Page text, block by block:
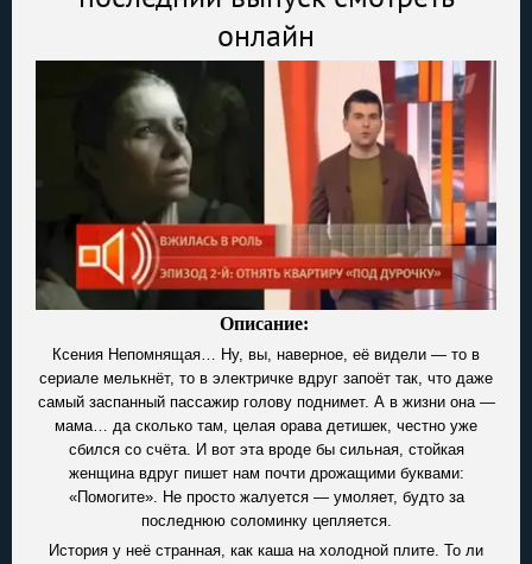
онлайн
Описание:
Ксения Непомнящая… Ну, вы, наверное, её видели — то в
сериале мелькнёт, то в электричке вдруг запоёт так, что даже
самый заспанный пассажир голову поднимет. А в жизни она —
мама… да сколько там, целая орава детишек, честно уже
сбился со счёта. И вот эта вроде бы сильная, стойкая
женщина вдруг пишет нам почти дрожащими буквами:
«Помогите». Не просто жалуется — умоляет, будто за
последнюю соломинку цепляется.
История у неё странная, как каша на холодной плите. То ли